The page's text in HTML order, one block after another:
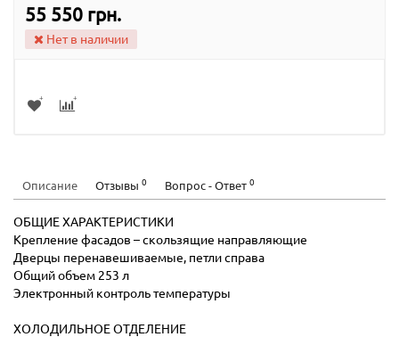
55 550 грн.
Нет в наличии
Описание Отзывы 0 Вопрос - Ответ 0
ОБЩИЕ ХАРАКТЕРИСТИКИ
Крепление фасадов – скользящие направляющие
Дверцы перенавешиваемые, петли справа
Общий объем 253 л
Электронный контроль температуры
ХОЛОДИЛЬНОЕ ОТДЕЛЕНИЕ